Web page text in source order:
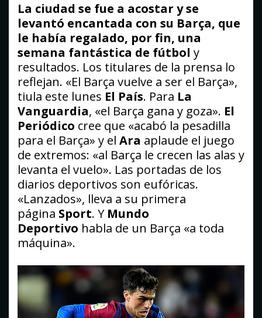
La ciudad se fue a acostar y se
levantó encantada con su Barça, que
le había regalado, por fin, una
semana fantástica de fútbol y
resultados. Los titulares de la prensa lo
reflejan. «El Barça vuelve a ser el Barça»,
tiula este lunes El País. Para La
Vanguardia, «el Barça gana y goza». El
Periódico cree que «acabó la pesadilla
para el Barça» y el Ara aplaude el juego
de extremos: «al Barça le crecen las alas y
levanta el vuelo». Las portadas de los
diarios deportivos son eufóricas.
«Lanzados», lleva a su primera
página Sport. Y Mundo
Deportivo habla de un Barça «a toda
máquina».